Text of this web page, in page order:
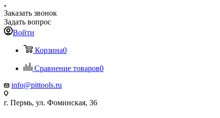
Заказать звонок
Задать вопрос
Войти
Корзина0
Сравнение товаров0
info@pittools.ru
г. Пермь, ул. Фоминская, 36